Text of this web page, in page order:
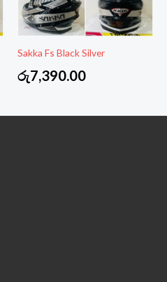
Sakka Fs Black Silver
රු7,390.00